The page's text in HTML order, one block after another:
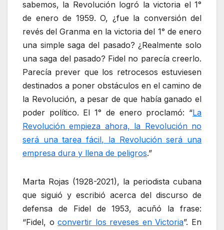
sabemos, la Revolución logró la victoria el 1°
de enero de 1959. O, ¿fue la conversión del
revés del Granma en la victoria del 1° de enero
una simple saga del pasado? ¿Realmente solo
una saga del pasado? Fidel no parecía creerlo.
Parecía prever que los retrocesos estuviesen
destinados a poner obstáculos en el camino de
la Revolución, a pesar de que había ganado el
poder político. El 1° de enero proclamó: “La
Revolución empieza ahora, la Revolución no
será una tarea fácil, la Revolución será una
empresa dura y llena de peligros.”
Marta Rojas (1928-2021), la periodista cubana
que siguió y escribió acerca del discurso de
defensa de Fidel de 1953, acuñó la frase:
“Fidel, oconvertir los reveses en Victoria”. En